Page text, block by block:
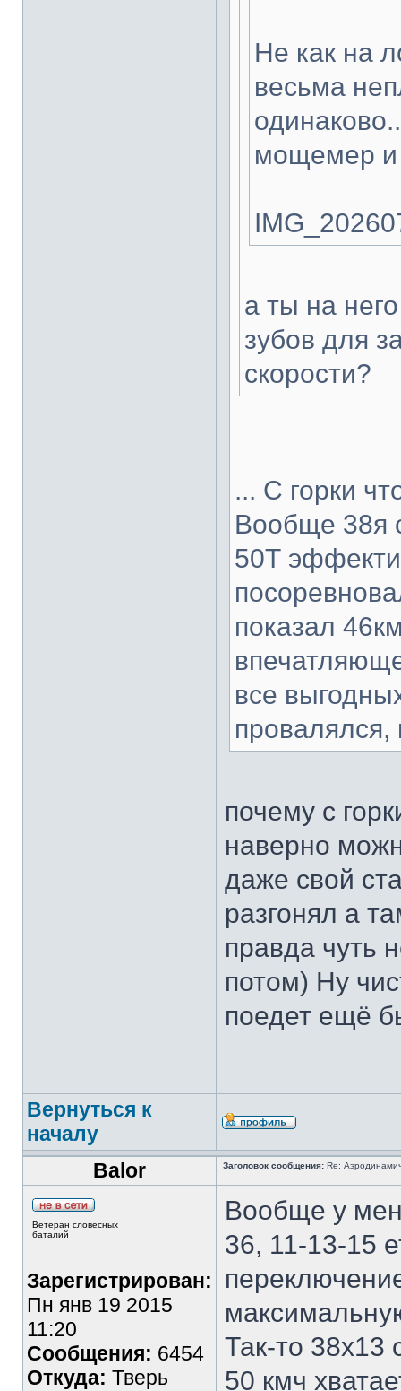
Не как на
весьма
мощемер и
а ты на
зубов для
скорости?
... С горки
Вообще 38я
50Т
показал
все
почему с
наверно
даже свой
разгонял а
правда чуть
потом) Ну
поедет ещё
Вернуться к
началу
Balor
Заголовок сообщения: Re:
Ветеран словесных
баталий
Зарегистрирован:
Пн янв 19 2015
11:20
Сообщения: 6454
Откуда: Тверь
Вообще у
36, 11-13-15
Так-то 38х13
50 кмч